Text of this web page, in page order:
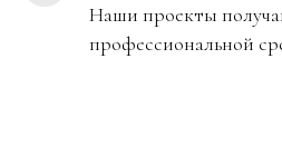
Наши проекты
профессиональной